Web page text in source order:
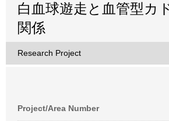
白血球遊走と血管型カ
関係
Research Project
Project/Area Number